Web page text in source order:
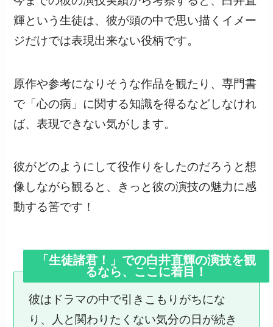
輝という生徒は、彼が頭の中で思い描くイメー
ジだけでは表現出来ない役柄です。
原作や参考になりそうな作品を観たり、専門書
で「心の病」に関する知識を得るなどしなけれ
ば、表現できない気がします。
彼がどのようにして役作りをしたのだろうと想
像しながら観ると、きっと彼の演技の魅力に感
動する筈です！
「生徒諸君！」での白井直輝の演技を観
るなら、ここに着目！
彼はドラマの中で引きこもりがちにな
り、人と関わりたくない気分の日が続き